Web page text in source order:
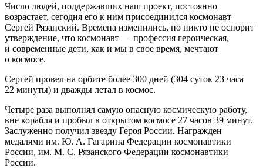
Число людей, поддержавших наш проект, постоянно
возрастает, сегодня его к ним присоединился космонавт
Сергей Рязанский. Времена изменились, но никто не оспорит
утверждение, что космонавт — профессия героическая,
и современные дети, как и мы в свое время, мечтают
о космосе.
Сергей провел на орбите более 300 дней (304 суток 23 часа
22 минуты) и дважды летал в космос.
Четыре раза выполнял самую опасную космическую работу,
вне корабля и пробыл в открытом космосе 27 часов 39 минут.
Заслуженно получил звезду Героя России. Награжден
медалями им. Ю. А. Гагарина Федерации космонавтики
России, им. М. С. Рязанского Федерации космонавтики
России.